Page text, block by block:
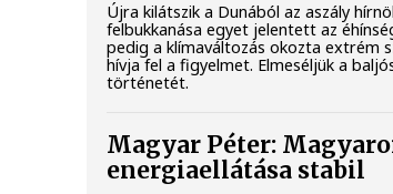
Újra kilátszik a Dunából az aszály
felbukkanása egyet jelentett az
pedig a klímaváltozás okozta extrém
hívja fel a figyelmet. Elmeséljük a
történetét.
Magyar Péter:
energiaellátása stabil